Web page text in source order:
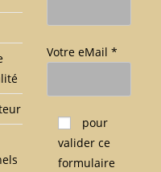
Votre eMail *
Veuillez laisser ce
pour
valider ce
formulaire